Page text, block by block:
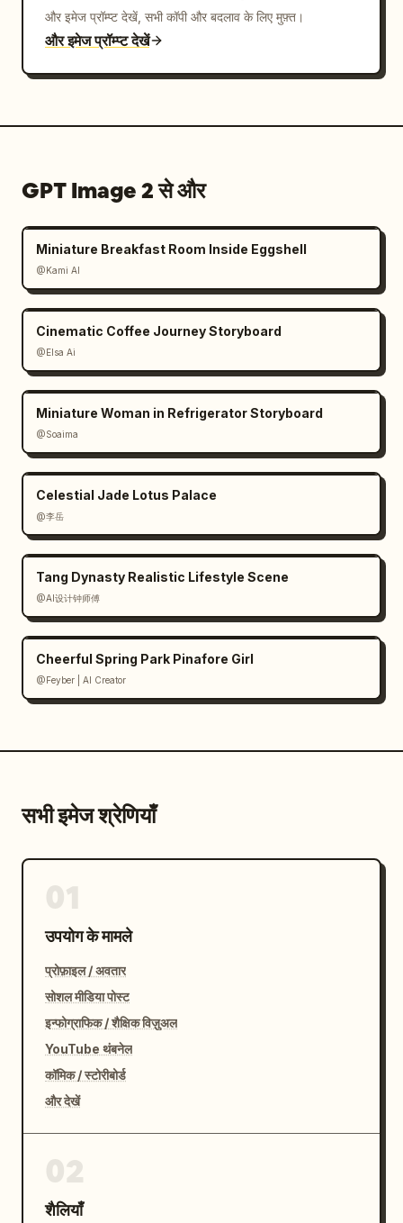
और इमेज प्रॉम्प्ट देखें, सभी कॉपी और बदलाव के लिए मुफ़्त।
और इमेज प्रॉम्प्ट देखें
GPT Image 2 से और
Miniature Breakfast Room Inside Eggshell
@Kami AI
Cinematic Coffee Journey Storyboard
@Elsa Ai
Miniature Woman in Refrigerator Storyboard
@Soaima
Celestial Jade Lotus Palace
@李岳
Tang Dynasty Realistic Lifestyle Scene
@AI设计钟师傅
Cheerful Spring Park Pinafore Girl
@Feyber | AI Creator
सभी इमेज श्रेणियाँ
उपयोग के मामले
प्रोफ़ाइल / अवतार
सोशल मीडिया पोस्ट
इन्फोग्राफिक / शैक्षिक विज़ुअल
YouTube थंबनेल
कॉमिक / स्टोरीबोर्ड
और देखें
शैलियाँ